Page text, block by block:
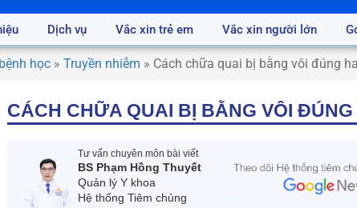
Dịch vụ Vắc xin trẻ em Vắc xin người lớn
học » Truyền nhiễm » Cách chữa quai bị bằng vôi đúng
CÁCH CHỮA QUAI BỊ BẰNG VÔI
Tư vấn chuyên môn bài viết
BS Phạm Hồng Thuyết
Quản lý Y khoa
Hệ thống Tiêm chủng